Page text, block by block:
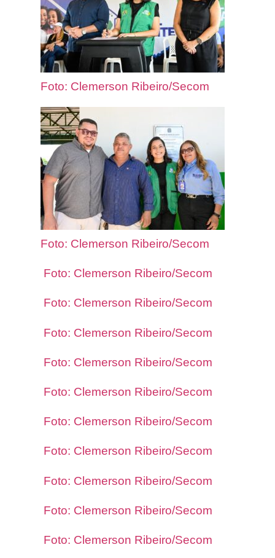
Foto: Clemerson Ribeiro/Secom
Foto: Clemerson Ribeiro/Secom
Foto: Clemerson Ribeiro/Secom
Foto: Clemerson Ribeiro/Secom
Foto: Clemerson Ribeiro/Secom
Foto: Clemerson Ribeiro/Secom
Foto: Clemerson Ribeiro/Secom
Foto: Clemerson Ribeiro/Secom
Foto: Clemerson Ribeiro/Secom
Foto: Clemerson Ribeiro/Secom
Foto: Clemerson Ribeiro/Secom
Foto: Clemerson Ribeiro/Secom